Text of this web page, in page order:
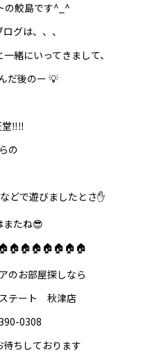
の鮫島です^_^
グは、、、
緒にいってきまして、
だ後のー 💡
‼️‼️
の
どで遊びましたとさ✋
またね😎
のお部屋探しなら
テート 秋津店
0308
ちしております